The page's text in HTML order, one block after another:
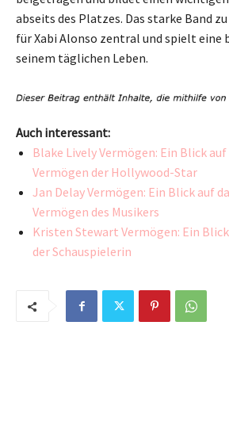
abseits des Platzes. Das starke Band
für Xabi Alonso zentral und spielt eine
seinem täglichen Leben.
Auch interessant:
Blake Lively Vermögen: Ein Blick
Vermögen der Hollywood-Star
Jan Delay Vermögen: Ein Blick auf
Vermögen des Musikers
Kristen Stewart Vermögen: Ein
der Schauspielerin